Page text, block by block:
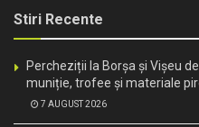
Stiri Recente
Percheziții la Borșa și Vișeu
muniție, trofee și materiale
7 AUGUST 2026